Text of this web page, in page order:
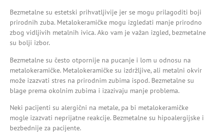
Bezmetalne su estetski prihvatljivije jer se mogu prilagoditi boji
prirodnih zuba. Metalokeramičke mogu izgledati manje prirodno
zbog vidljivih metalnih ivica. Ako vam je važan izgled, bezmetalne
su bolji izbor.
Bezmetalne su često otpornije na pucanje i lom u odnosu na
metalokeramičke. Metalokeramičke su izdržljive, ali metalni okvir
može izazvati stres na prirodnim zubima ispod. Bezmetalne su
blage prema okolnim zubima i izazivaju manje problema.
Neki pacijenti su alergični na metale, pa bi metalokeramičke
mogle izazvati neprijatne reakcije. Bezmetalne su hipoalergijske i
bezbednije za pacijente.